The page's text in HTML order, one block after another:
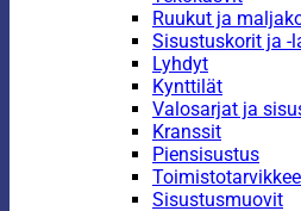
Ruukut ja
Sisustuskorit ja -
Lyhdyt
Kynttilät
Valosarjat ja
Kranssit
Piensisustus
Sisustusmuovit